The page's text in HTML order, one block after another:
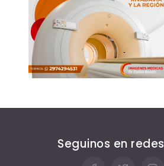
Seguinos en redes